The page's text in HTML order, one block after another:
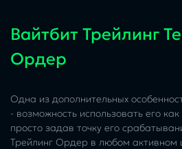
Вайтбит Трейлинг
Ордер
Одна из дополнительных
- возможность использовать его
просто задав точку его
Трейлинг Ордер в любом активном